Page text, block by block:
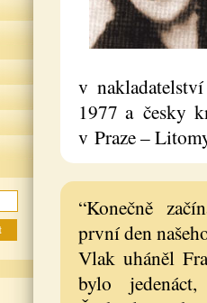
v
1977 a česky
v Praze –
“Konečně
první den
Vlak uháněl
bylo